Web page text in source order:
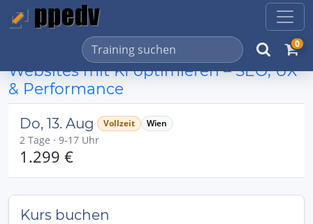
0
Websites mit KI optimieren – SEO, UX
& Performance
Do, 13. Aug Vollzeit Wien
2 Tage · 9-17 Uhr
1.299 €
Kurs buchen